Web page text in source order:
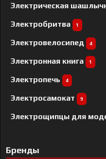
Электрическая
Электробритва 1
Электровелосипед 4
Электронная книга 1
Электропечь 4
Электросамокат 9
Электрощипцы для
Бренды